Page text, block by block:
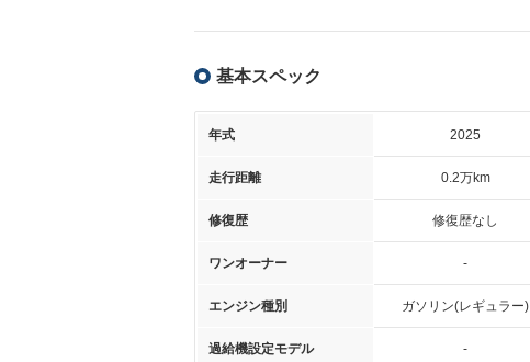
基本スペック
年式 2025
走行距離 0.2万km
修復歴 修復歴なし
ワンオーナー -
エンジン種別 ガソリン(レギュラー)
過給機設定モデル -